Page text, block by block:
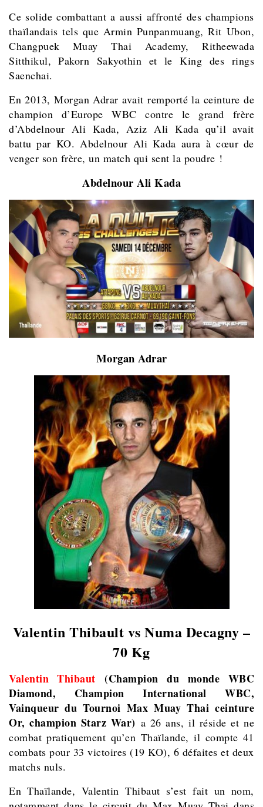
Ce solide combattant a aussi affronté des champions
thaïlandais tels que Armin Punpanmuang, Rit Ubon,
Changpuek Muay Thai Academy, Ritheewada
Sitthikul, Pakorn Sakyothin et le King des rings
Saenchai.
En 2013, Morgan Adrar avait remporté la ceinture de
champion d’Europe WBC contre le grand frère
d’Abdelnour Ali Kada, Aziz Ali Kada qu’il avait
battu par KO. Abdelnour Ali Kada aura à cœur de
venger son frère, un match qui sent la poudre !
Abdelnour Ali Kada
Morgan Adrar
Valentin Thibault vs Numa Decagny –
70 Kg
Valentin Thibaut (Champion du monde WBC
Diamond, Champion International WBC,
Vainqueur du Tournoi Max Muay Thai ceinture
Or, champion Starz War) a 26 ans, il réside et ne
combat pratiquement qu’en Thaïlande, il compte 41
combats pour 33 victoires (19 KO), 6 défaites et deux
matchs nuls.
En Thaïlande, Valentin Thibaut s’est fait un nom,